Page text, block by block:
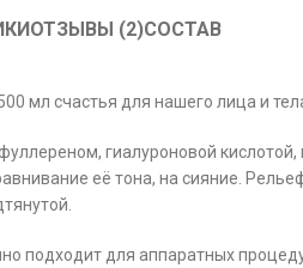
ОТЗЫВЫ (2)СОСТАВ
мл счастья для нашего лица и
гиалуроновой
её тона, на сияние.
подходит для аппаратных